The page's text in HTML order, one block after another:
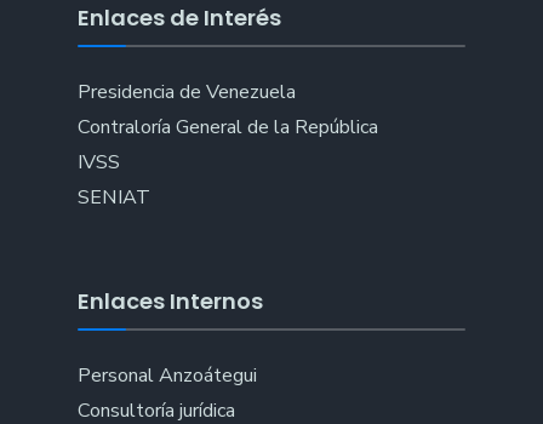
Enlaces de Interés
Presidencia de Venezuela
Contraloría General de la República
IVSS
SENIAT
Enlaces Internos
Personal Anzoátegui
Consultoría jurídica